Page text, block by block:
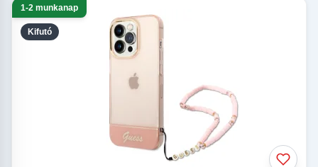
Kifutó
1-2 munkanap